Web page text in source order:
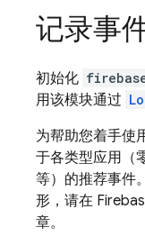
记录事
初始化
用该模块通过
为帮助您着手使
于各类型应用（
等）的推荐事件
形，请在
章。